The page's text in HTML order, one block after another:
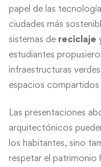
papel de las
ciudades más
sistemas de reciclaje
estudiantes
infraestructuras
espacios compartidos
Las presentaciones
arquitectónicos
los habitantes, sino
respetar el patrimonio